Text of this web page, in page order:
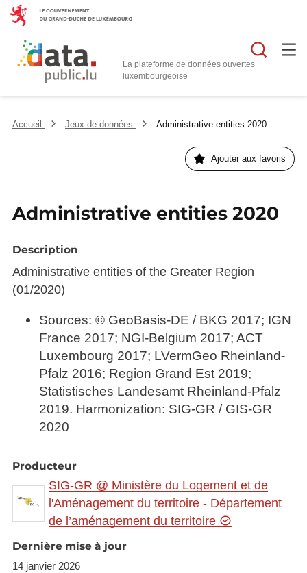
La plateforme de données ouvertes
Accueil Jeux de données Administrative entities 2020
Ajouter aux favoris
Administrative entities 2020
Description
Administrative entities of the Greater Region
(01/2020)
Sources: © GeoBasis-DE / BKG 2017; IGN
France 2017; NGI-Belgium 2017; ACT
Luxembourg 2017; LVermGeo Rheinland-
Pfalz 2016; Region Grand Est 2019;
Statistisches Landesamt Rheinland-Pfalz
2019. Harmonization: SIG-GR / GIS-GR
2020
Producteur
SIG-GR @ Ministère du Logement et de
l'Aménagement du territoire - Département
de l’aménagement du territoire
Dernière mise à jour
14 janvier 2026